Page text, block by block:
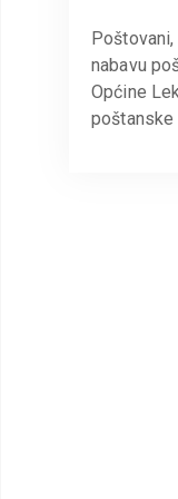
nabavu
Općine
poštanske